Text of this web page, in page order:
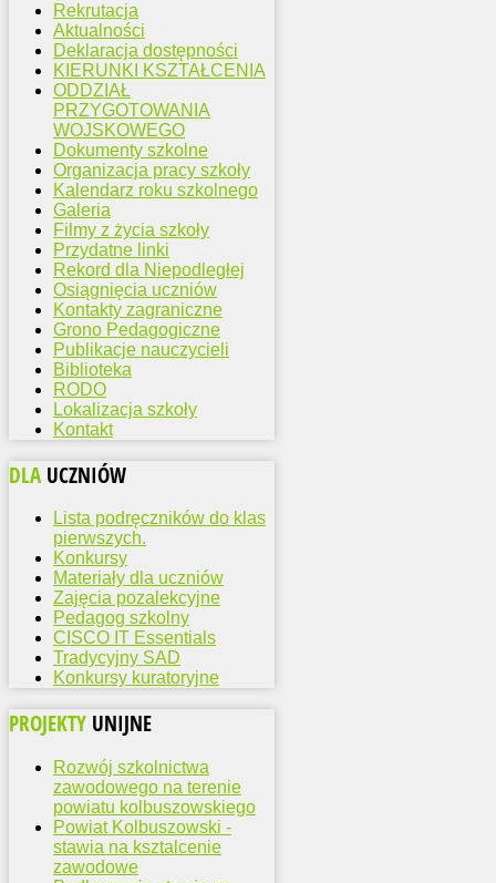
Rekrutacja
Aktualności
Deklaracja dostępności
KIERUNKI KSZTAŁCENIA
ODDZIAŁ
PRZYGOTOWANIA
WOJSKOWEGO
Dokumenty szkolne
Organizacja pracy szkoły
Kalendarz roku szkolnego
Galeria
Filmy z życia szkoły
Przydatne linki
Rekord dla Niepodległej
Osiągnięcia uczniów
Kontakty zagraniczne
Grono Pedagogiczne
Publikacje nauczycieli
Biblioteka
RODO
Lokalizacja szkoły
Kontakt
DLA UCZNIÓW
Lista podręczników do klas
pierwszych.
Konkursy
Materiały dla uczniów
Zajęcia pozalekcyjne
Pedagog szkolny
CISCO IT Essentials
Tradycyjny SAD
Konkursy kuratoryjne
PROJEKTY UNIJNE
Rozwój szkolnictwa
zawodowego na terenie
powiatu kolbuszowskiego
Powiat Kolbuszowski -
stawia na ksztalcenie
zawodowe